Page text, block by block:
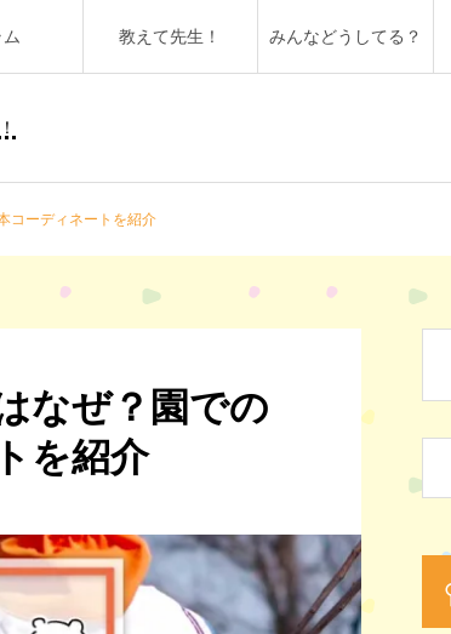
教えて先生！ みんなどうしてる？
コーディネートを紹介
なぜ？園での
を紹介